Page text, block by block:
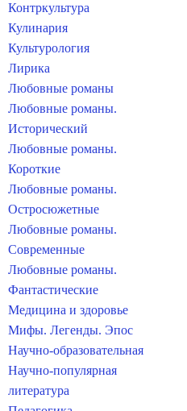
Контркультура
Кулинария
Культурология
Лирика
Любовные романы
Любовные романы.
Исторический
Любовные романы.
Короткие
Любовные романы.
Остросюжетные
Любовные романы.
Современные
Любовные романы.
Фантастические
Медицина и здоровье
Мифы. Легенды. Эпос
Научно-образовательная
Научно-популярная
литература